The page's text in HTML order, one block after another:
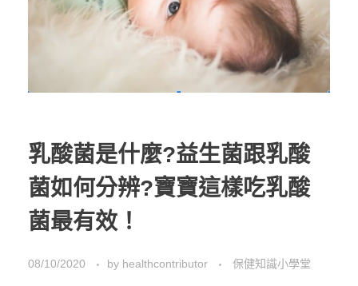
乳酸菌是什麼?益生菌跟乳酸
菌如何分辨?寶寶這樣吃乳酸
菌最有效！
08/10/2020 by healthcontributor 保健知識小學堂